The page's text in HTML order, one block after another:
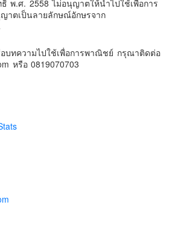
แลนด์ #hongkongdisneyland
#hongkongsummerfu
พ.ศ. 2558 ไม่อนุญาตให้นำไปใช้เพื่อการ
าตเป็นลายลักษณ์อักษรจาก
บทความไปใช้เพื่อการพาณิชย์ กรุณาติดต่อ
หรือ 0819070703